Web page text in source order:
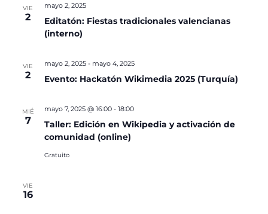
VIE
2
Editatón: Fiestas tradicionales valencianas
(interno)
mayo 2, 2025
VIE
2 Evento: Hackatón Wikimedia 2025 (Turquía)
mayo 2, 2025- mayo 4, 2025
MIÉ
7
Taller: Edición en Wikipedia y activación de
comunidad (online)
mayo 7, 2025 @ 16:00- 18:00
Gratuito
VIE
16